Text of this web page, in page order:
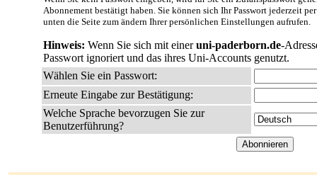
Abonnement bestätigt haben. Sie können sich Ihr Passwort jederzeit
unten die Seite zum ändern Ihrer persönlichen Einstellungen aufrufen.
Hinweis: Wenn Sie sich mit eineruni-paderborn.de-
Passwort ignoriert und das ihres Uni-Accounts genutzt.
Wählen Sie ein Passwort:
Erneute Eingabe zur Bestätigung:
Welche Sprache bevorzugen Sie zur
Benutzerführung?